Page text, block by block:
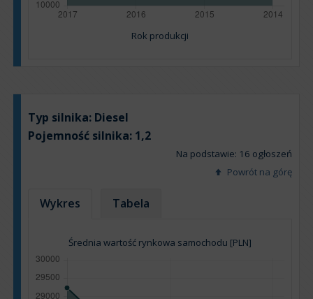
Rok produkcji
Typ silnika: Diesel
Pojemność silnika: 1,2
Na podstawie: 16 ogłoszeń
Powrót na górę
Wykres Tabela
Średnia wartość rynkowa samochodu [PLN]